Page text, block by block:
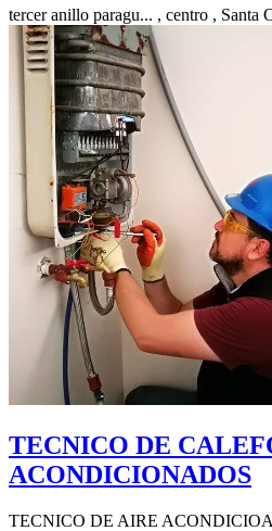
tercer anillo paragu... , centro , Santa
TECNICO DE
ACONDICIONADOS
TECNICO DE AIRE